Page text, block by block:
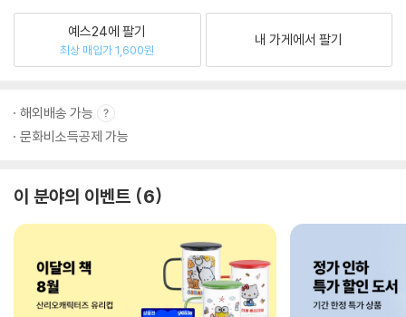
예스24에 팔기
최상 매입가 1,600원
내 가게에서 팔기
해외배송 가능
문화비소득공제 가능
이 분야의 이벤트 6